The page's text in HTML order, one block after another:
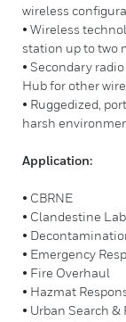
wireless
• Wireless
station up to two
• Secondary
Hub for other
• Ruggedized,
harsh
Application:
• CBRNE
• Clandestine
•
• Emergency
• Fire Overhaul
• Hazmat
• Urban Search &